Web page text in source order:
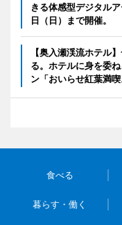
きる体感型デジタル
日（日）まで開催。
【奥入瀬渓流ホテル
る。ホテルに身を委
ン「おいらせ紅葉満
食べる
暮らす・働く